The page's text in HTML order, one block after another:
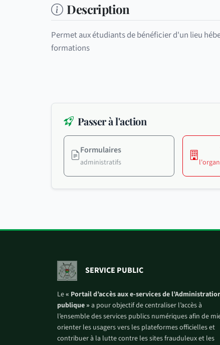
Description
Permet aux étudiants de bénéficier d'un lieu
formations
Passer à l'action
Formulaires
administratifs
SERVICE PUBLIC
Le« Portail d’accès aux e-services de
publique » a pour objectif de centraliser l’accès à
l’ensemble des services publics numériques afin de
orienter les usagers vers les plateformes officielles et
contribuer à la lutte contre les sites frauduleux et les